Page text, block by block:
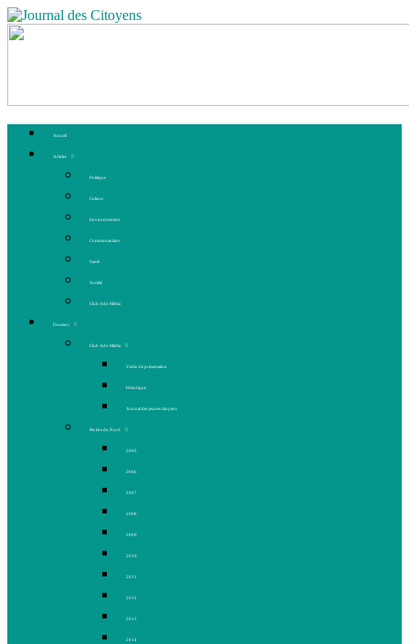
Accueil
Articles
Politique
Culture
Environnement
Communautaire
Santé
Société
Club Ado Média
Dossiers
Club Ado Média
Vidéo de présentation
Historique
Journal des jeunes citoyens
Rivière du Nord
2005
2006
2007
2008
2009
2010
2011
2012
2013
2014